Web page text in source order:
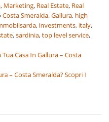
, Marketing, Real Estate, Real
Costa Smeralda,Gallura, high
, investments, italy,
,sardinia,top level service,
Casa In Gallura – Costa
– Costa Smeralda? Scopri I